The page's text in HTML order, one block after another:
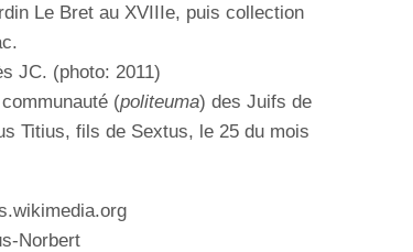
Le Bret au XVIIIe, puis collection
JC. (photo: 2011)
(politeuma) des Juifs de
Titius, fils de Sextus, le 25 du mois
Norbert